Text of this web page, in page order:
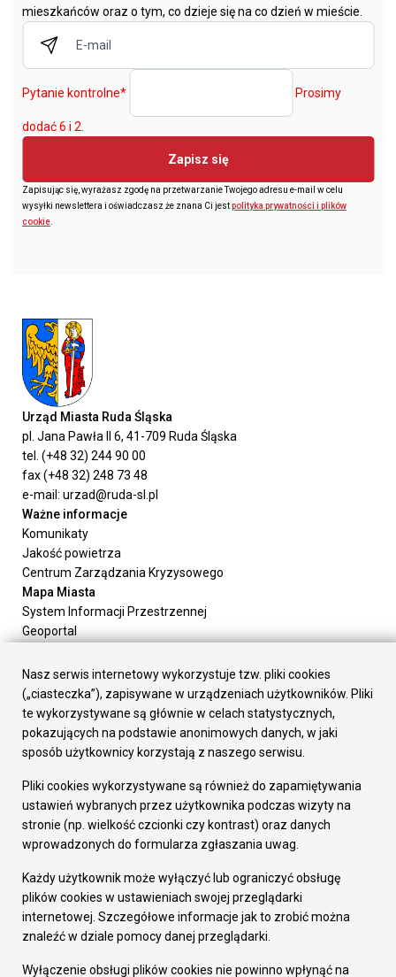
mieszkańców oraz o tym, co dzieje się na co dzień w mieście.
Pytanie kontrolne* Prosimy
dodać 6 i 2.
Zapisz się
Zapisując się, wyrażasz zgodę na przetwarzanie Twojego adresu e-mail w celu
wysyłki newslettera i oświadczasz że znana Ci jestpolityka prywatności i plików
cookie
Urząd Miasta Ruda Śląska
pl. Jana Pawła II 6, 41-709 Ruda Śląska
tel. (+48 32) 244 90 00
fax (+48 32) 248 73 48
e-mail: urzad@ruda-sl.pl
Ważne informacje
Komunikaty
Jakość powietrza
Centrum Zarządzania Kryzysowego
Mapa Miasta
System Informacji Przestrzennej
Geoportal
Załatw sprawę
Prezydent Miasta
Rada Miasta
Wydziały
Elektroniczna Skrzynka Podawcza
Gospodarka
Fundusze europejskie
Środki krajowe
Oferty inwestycyjne
Pozostałe
Deklaracja dostępności
Dane osobowe
Dodaj opinię o witrynie
Nasz serwis internetowy wykorzystuje tzw. pliki cookies
(„ciasteczka”), zapisywane w urządzeniach użytkowników. Pliki
te wykorzystywane są głównie w celach statystycznych,
pokazujących na podstawie anonimowych danych, w jaki
sposób użytkownicy korzystają z naszego serwisu.
Pliki cookies wykorzystywane są również do zapamiętywania
ustawień wybranych przez użytkownika podczas wizyty na
stronie (np. wielkość czcionki czy kontrast) oraz danych
wprowadzonych do formularza zgłaszania uwag.
Każdy użytkownik może wyłączyć lub ograniczyć obsługę
plików cookies w ustawieniach swojej przeglądarki
internetowej. Szczegółowe informacje jak to zrobić można
znaleźć w dziale pomocy danej przeglądarki.
Wyłączenie obsługi plików cookies nie powinno wpłynąć na